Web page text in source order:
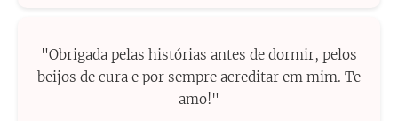
"Obrigada pelas histórias antes de dormir, pelos
beijos de cura e por sempre acreditar em mim. Te
amo!"